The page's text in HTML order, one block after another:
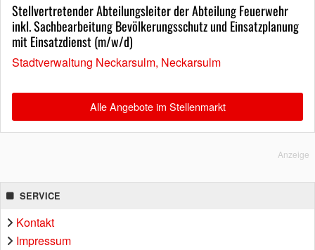
Stellvertretender Abteilungsleiter der Abteilung Feuerwehr
inkl. Sachbearbeitung Bevölkerungsschutz und Einsatzplanung
mit Einsatzdienst (m/w/d)
Stadtverwaltung Neckarsulm, Neckarsulm
Alle Angebote im Stellenmarkt
Anzeige
SERVICE
Kontakt
Impressum